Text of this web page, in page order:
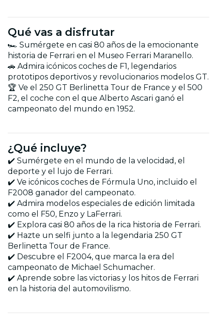
Qué vas a disfrutar
🏎️ Sumérgete en casi 80 años de la emocionante
historia de Ferrari en el Museo Ferrari Maranello.
🚗 Admira icónicos coches de F1, legendarios
prototipos deportivos y revolucionarios modelos GT.
🏆 Ve el 250 GT Berlinetta Tour de France y el 500
F2, el coche con el que Alberto Ascari ganó el
campeonato del mundo en 1952.
¿Qué incluye?
✔️ Sumérgete en el mundo de la velocidad, el
deporte y el lujo de Ferrari.
✔️ Ve icónicos coches de Fórmula Uno, incluido el
F2008 ganador del campeonato.
✔️ Admira modelos especiales de edición limitada
como el F50, Enzo y LaFerrari.
✔️ Explora casi 80 años de la rica historia de Ferrari.
✔️ Hazte un selfi junto a la legendaria 250 GT
Berlinetta Tour de France.
✔️ Descubre el F2004, que marca la era del
campeonato de Michael Schumacher.
✔️ Aprende sobre las victorias y los hitos de Ferrari
en la historia del automovilismo.